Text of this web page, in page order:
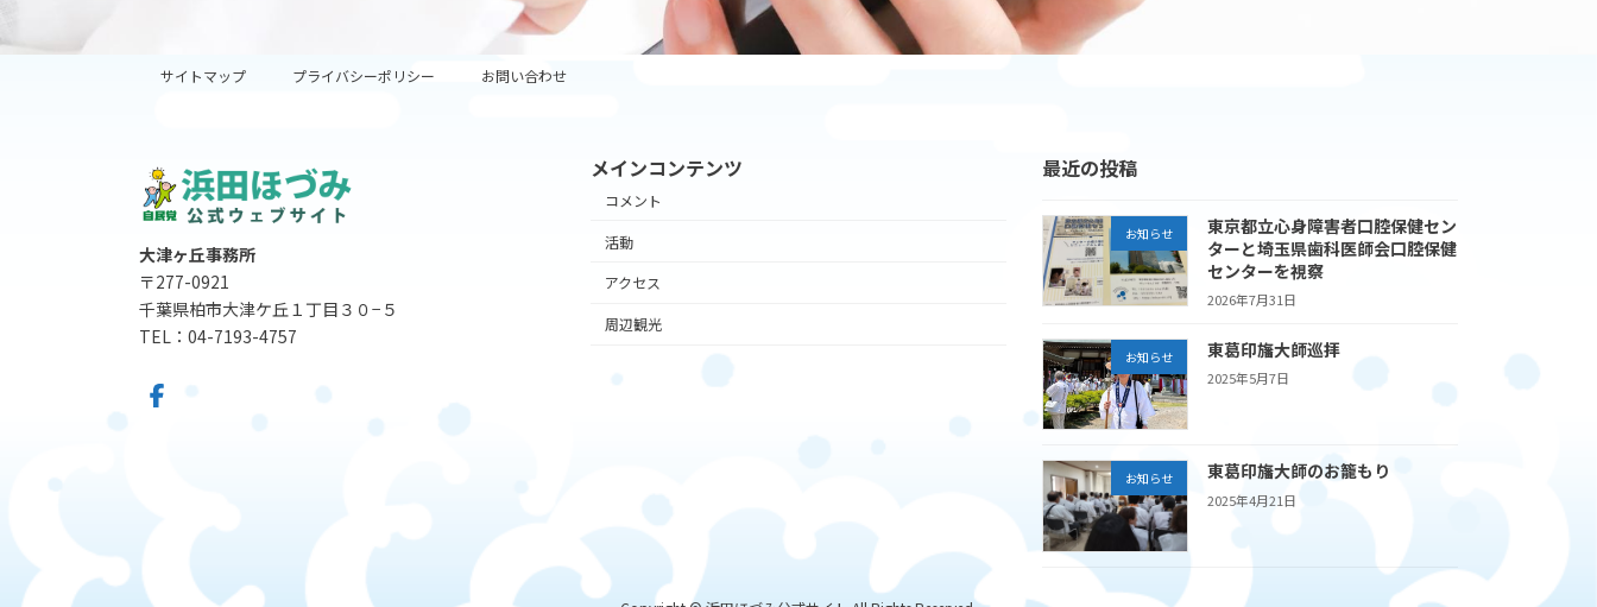
サイトマップ プライバシーポリシー お問い合わせ
大津ヶ丘事務所
〒277-0921
千葉県柏市大津ケ丘１丁目３０−５
TEL：04-7193-4757
メインコンテンツ
コメント
活動
アクセス
周辺観光
最近の投稿
お知らせ
東京都立心身障害者口腔保健セン
ターと埼玉県歯科医師会口腔保健
センターを視察
2026年7月31日
お知らせ 東葛印旛大師巡拝
2025年5月7日
お知らせ 東葛印旛大師のお籠もり
2025年4月21日